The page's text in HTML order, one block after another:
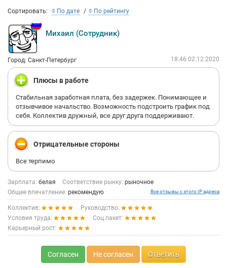
Сортировать: По дате По рейтингу
Михаил (Сотрудник)
Город: Санкт-Петербург 18:46 02.12.2020
Плюсы в работе
Стабильная заработная плата, без задержек. Понимающее и
отзывчивое начальство. Возможность подстроить график под
себя. Коллектив дружный, все друг друга поддерживают.
Отрицательные стороны
Все терпимо
Зарплата: белая Соответствие рынку: рыночное
Общее впечатление: рекомендую Все отзывы с этого IP адреса
Коллектив:
Руководство:
Условия труда:
Соц.пакет:
Карьерный рост:
Согласен Не согласен Ответить